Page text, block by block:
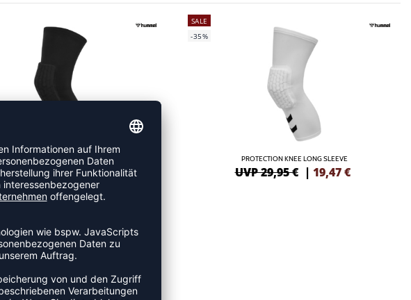
PROTECTION KNEE LONG SLEEVE
UVP 29,95 € |19,47€
SALE
-35%
PROTECTION KNEE LONG SLEEVE
UVP 29,95 € | 19,47 €